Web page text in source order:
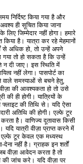
निर्दिष्ट किया गया है और
ही सूचित किया जाना
जिम्मेदार नहीं होगा। हमारे
है। यात्रा कर रहे मेहमानों
से अधिक हो, तो उन्हें अपने
गया तो हो सकता है कि उन्हें
दी जाए। इस स्थिति में
नहीं लेगा। पासपोर्ट का
वाले समस्याओं से बचने हेतु,
की आवश्यकता हो तो उसे
की ही होगी। यात्रियों के
फ्लाइट की तिथि से। यदि ऐसा
अतिथि की होगी। एल्फे टूर
है। वाणिज्य दूतावास किसी
यात्री वीज़ा प्राप्त करने में
एल्फे टूर केवल एक मध्यस्थ
नहीं है। ग्राहक इन शर्तों
वीज़ा आवेदन करता है तो
की जांच करे। यदि वीज़ा पर